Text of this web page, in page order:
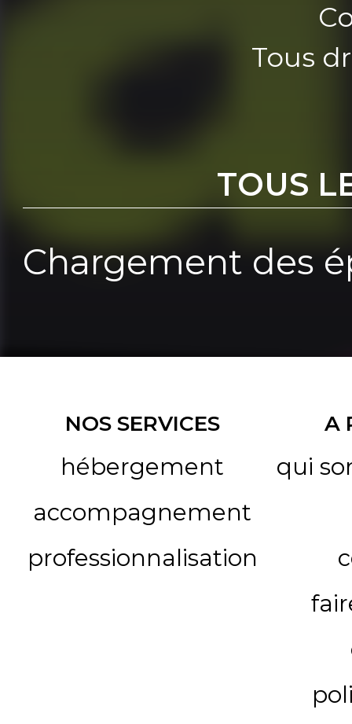
Tous
TOUS
Chargement des
NOS SERVICES
hébergement
accompagnement
professionnalisation
A
qui